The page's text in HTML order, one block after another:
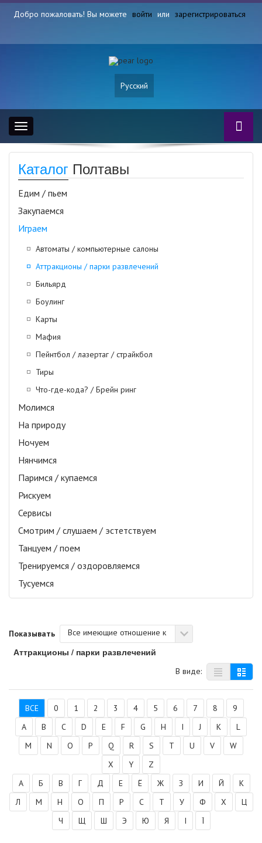
Добро пожаловать! Вы можете войти или зарегистрироваться
Русский
Toggle
navigation
Каталог Полтавы
Едим / пьем
Закупаемся
Играем
Автоматы / компьютерные салоны
Аттракционы / парки развлечений
Бильярд
Боулинг
Карты
Мафия
Пейнтбол / лазертаг / страйкбол
Тиры
Что-где-кода? / Брейн ринг
Молимся
На природу
Ночуем
Нянчимся
Паримся / купаемся
Рискуем
Сервисы
Смотрим / слушаем / эстетствуем
Танцуем / поем
Тренируемся / оздоровляемся
Тусуемся
Показывать Все имеющие отношение к
Аттракционы / парки развлечений
В виде:
ВСЕ 0 1 2 3 4 5 6 7 8
9
A
B C D E F G H I J K
L
M
N O P Q R S T U V
W
X
Y
Z
А
Б В Г Д Е Ё Ж З И Й
К
Л
М Н О П Р С Т У Ф Х
Ц
Ч
Щ Ш Э Ю Я І Ї